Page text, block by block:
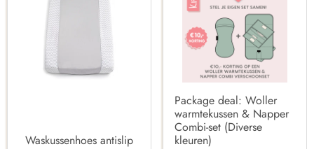
Waskussenhoes antislip
Package deal: Woller
warmtekussen & Napper
Combi-set (Diverse
kleuren)